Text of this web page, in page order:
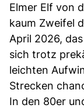
Elmer Elf von
kaum Zweifel
April 2026,
sich trotz
leichten
Strecken
In den 80er